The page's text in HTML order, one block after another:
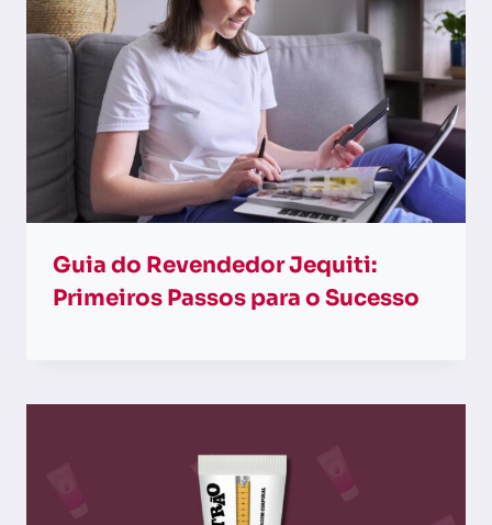
Guia do Revendedor Jequiti:
Primeiros Passos para o Sucesso